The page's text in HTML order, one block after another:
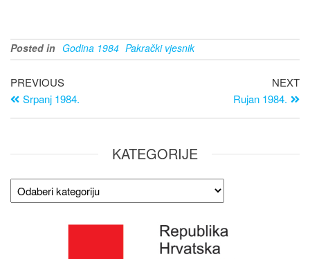
Posted in Godina 1984 Pakrački vjesnik
PREVIOUS
Srpanj 1984.
NEXT
Rujan 1984.
KATEGORIJE